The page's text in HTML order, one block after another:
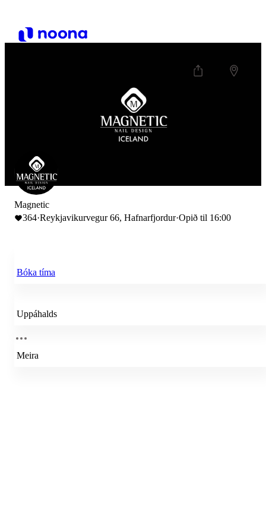
Magnetic
364·Reykjavikurvegur 66, Hafnarfjordur·Opið til 16:00
Bóka tíma
Uppáhalds
Meira